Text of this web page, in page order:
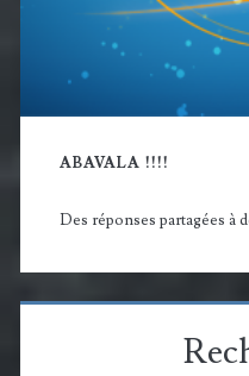
ABAVALA !!!!
Des réponses partagées à